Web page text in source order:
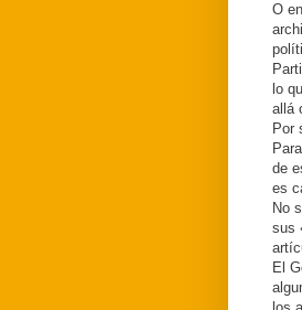
O
lo
allá
Por
de
es
No
sus
El